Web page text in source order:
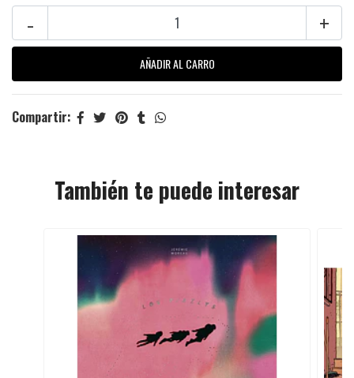
+
-
Compartir:
También te puede interesar